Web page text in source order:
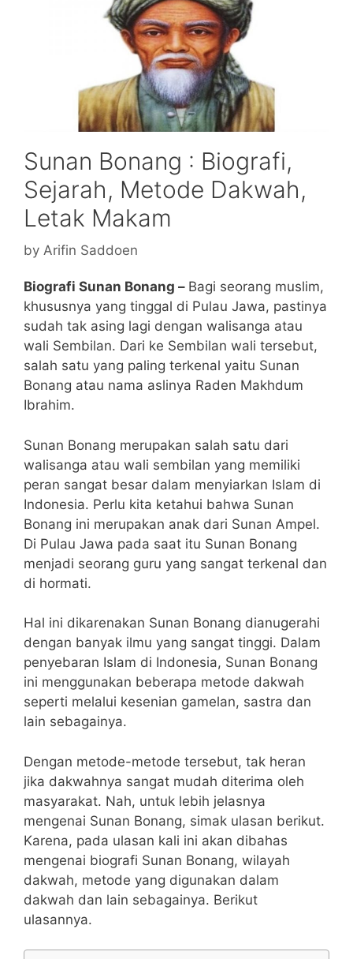
Sunan Bonang : Biografi,
Sejarah, Metode Dakwah,
Letak Makam
by Arifin Saddoen
Biografi Sunan Bonang – Bagi seorang muslim,
khususnya yang tinggal di Pulau Jawa, pastinya
sudah tak asing lagi dengan walisanga atau
wali Sembilan. Dari ke Sembilan wali tersebut,
salah satu yang paling terkenal yaitu Sunan
Bonang atau nama aslinya Raden Makhdum
Ibrahim.
Sunan Bonang merupakan salah satu dari
walisanga atau wali sembilan yang memiliki
peran sangat besar dalam menyiarkan Islam di
Indonesia. Perlu kita ketahui bahwa Sunan
Bonang ini merupakan anak dari Sunan Ampel.
Di Pulau Jawa pada saat itu Sunan Bonang
menjadi seorang guru yang sangat terkenal dan
di hormati.
Hal ini dikarenakan Sunan Bonang dianugerahi
dengan banyak ilmu yang sangat tinggi. Dalam
penyebaran Islam di Indonesia, Sunan Bonang
ini menggunakan beberapa metode dakwah
seperti melalui kesenian gamelan, sastra dan
lain sebagainya.
Dengan metode-metode tersebut, tak heran
jika dakwahnya sangat mudah diterima oleh
masyarakat. Nah, untuk lebih jelasnya
mengenai Sunan Bonang, simak ulasan berikut.
Karena, pada ulasan kali ini akan dibahas
mengenai biografi Sunan Bonang, wilayah
dakwah, metode yang digunakan dalam
dakwah dan lain sebagainya. Berikut
ulasannya.